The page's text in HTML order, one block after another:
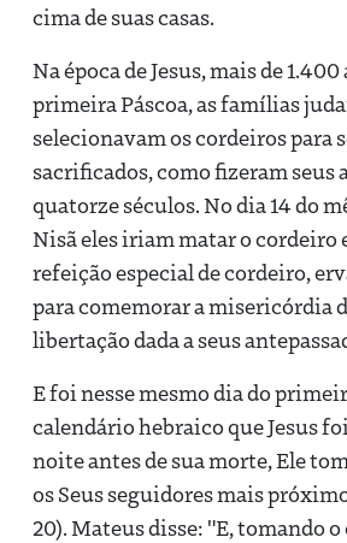
cima de suas casas.
Na época de Jesus, mais de
primeira Páscoa, as famílias
selecionavam os cordeiros para
sacrificados, como fizeram seus
quatorze séculos. No dia 14 do
Nisã eles iriam matar o cordeiro
refeição especial de cordeiro,
para comemorar a misericórdia
libertação dada a seus
E foi nesse mesmo dia do
calendário hebraico que Jesus
noite antes de sua morte, Ele
os Seus seguidores mais
20). Mateus disse: "E, tomando